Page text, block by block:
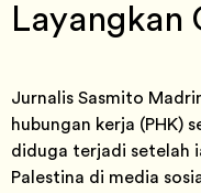
Layangkan
Jurnalis Sasmito
hubungan kerja (PHK)
diduga terjadi setelah
Palestina di media